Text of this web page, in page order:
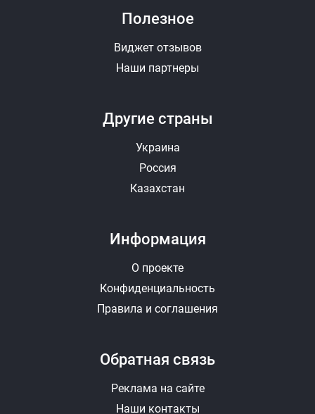
Другие страны
Украина
Россия
Казахстан
Полезное
Виджет отзывов
Наши партнеры
Информация
О проекте
Конфиденциальность
Правила и соглашения
Обратная связь
Реклама на сайте
Наши контакты